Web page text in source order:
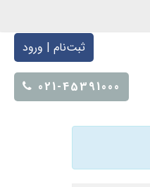
ثبت‌نام | ورود
021-45391000